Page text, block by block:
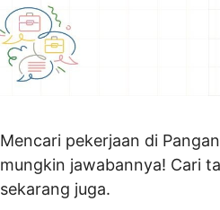
Mencari pekerjaan di
mungkin jawabannya! Cari
sekarang juga.